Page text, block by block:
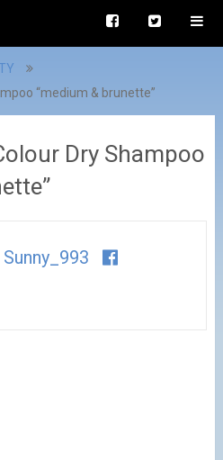
“medium & brunette”
Dry Shampoo
Sunny_993